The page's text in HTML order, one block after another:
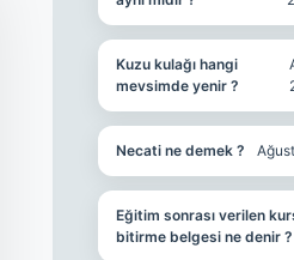
Kuzu kulağı hangi
mevsimde yenir ?
Necati ne demek ?
Eğitim sonrası verilen
bitirme belgesi ne denir ?